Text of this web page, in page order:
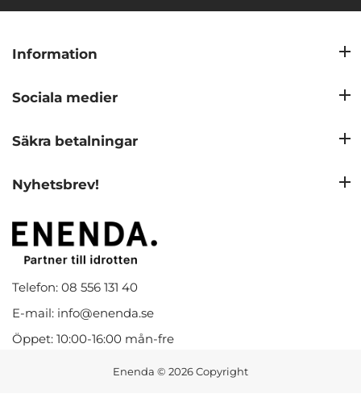
Telefon: 08 556 131 40
E-mail: info@enenda.se
Öppet: 10:00-16:00 mån-fre
Information
Sociala medier
Säkra betalningar
Nyhetsbrev!
Enenda © 2026 Copyright